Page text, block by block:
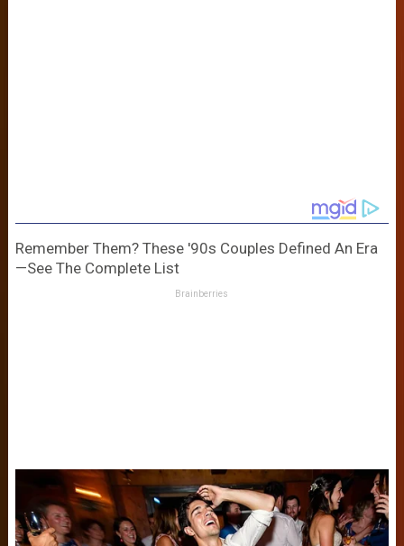
Remember Them? These '90s Couples Defined An Era
—See The Complete List
Brainberries